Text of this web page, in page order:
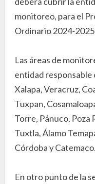
monitoreo, para el
Ordinario 2024-
Las áreas de
entidad responsable
Xalapa, Veracruz,
Tuxpan,
Torre, Pánuco, Poza
Tuxtla, Álamo
Córdoba y Catemaco.
En otro punto de la